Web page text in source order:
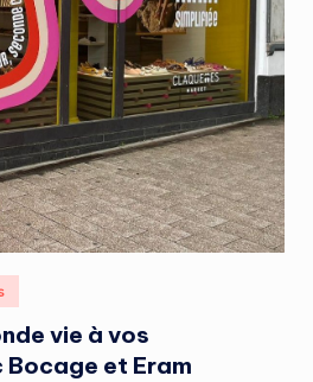
vie à vos
et Eram